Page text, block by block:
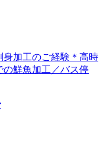
身加工のご経験＊高時
鮮魚加工／バス停